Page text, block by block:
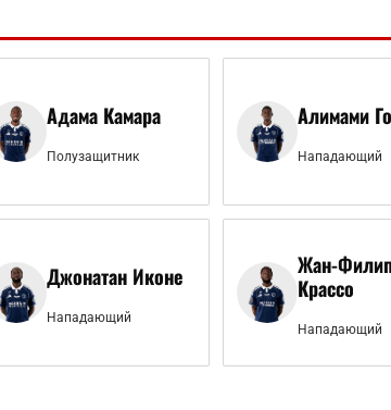
Адама Камара
Полузащитник
Алимами
Нападающий
Джонатан Иконе
Нападающий
Жан-
Крассо
Нападающий